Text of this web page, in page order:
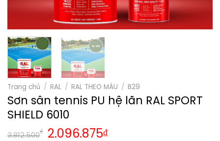
Trang chủ / RAL / RAL THEO MÀU / B29
Sơn sân tennis PU hệ lăn RAL SPORT
SHIELD 6010
3.812.500
₫ 2.096.875₫